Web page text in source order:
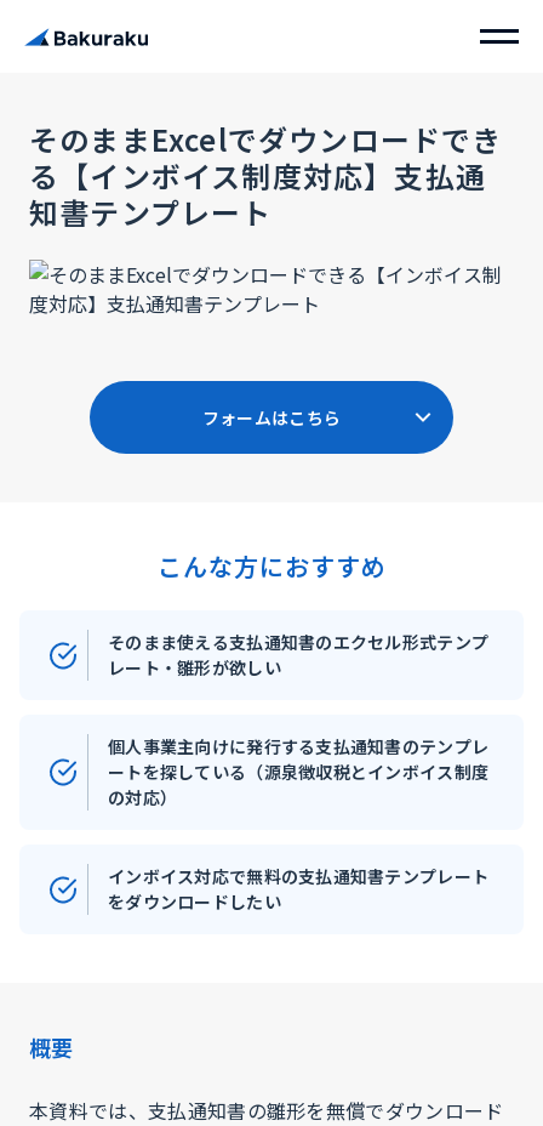
そのままExcelでダウンロードでき
る【インボイス制度対応】支払通
知書テンプレート
フォームはこちら
こんな方におすすめ
そのまま使える支払通知書のエクセル形式テンプ
レート・雛形が欲しい
個人事業主向けに発行する支払通知書のテンプレ
ートを探している（源泉徴収税とインボイス制度
の対応）
インボイス対応で無料の支払通知書テンプレート
をダウンロードしたい
概要
本資料では、支払通知書の雛形を無償でダウンロード